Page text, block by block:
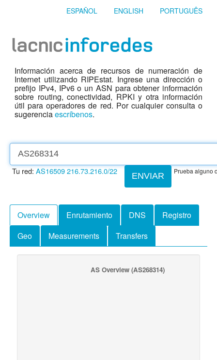
ESPAÑOL ENGLISH PORTUGUÊS
Información acerca de recursos de numeración de
Internet utilizando RIPEstat. Ingrese una dirección o
prefijo IPv4, IPv6 o un ASN para obtener información
sobre routing, conectividad, RPKI y otra información
útil para operadores de red. Por cualquier consulta o
sugerenciaescríbenos.
ENVIAR
Tu red: AS16509216.73.216.0/22 Prueba alguno
Overview Enrutamiento DNS
Registro
Geo
Measurements Transfers
AS Overview (AS268314)